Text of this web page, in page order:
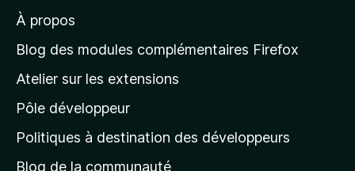
à
l
p
a
g
À propos
Blog des modules complémentaires Firefox
Atelier sur les extensions
Pôle développeur
Politiques à destination des développeurs
Blog de la communauté